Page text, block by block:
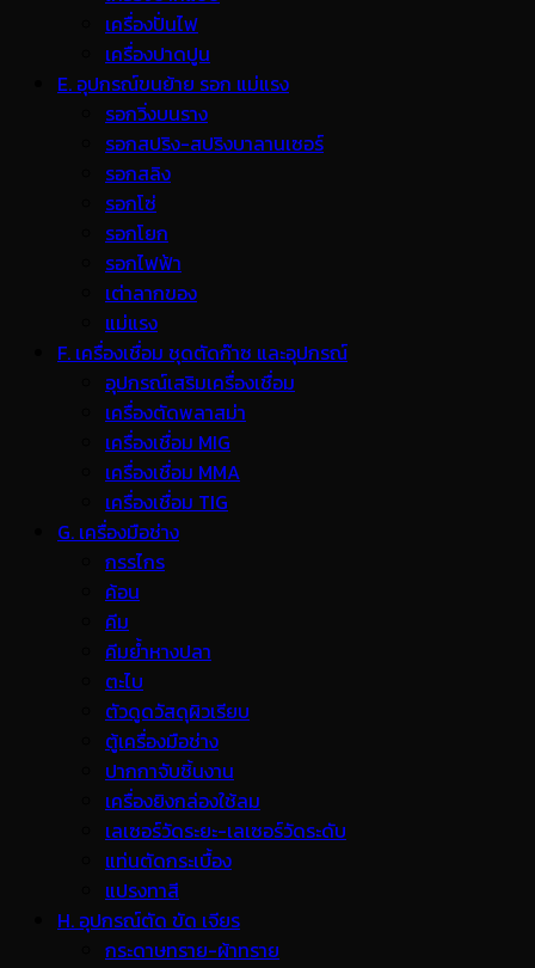
เครื่องปั่นไฟ
เครื่องปาดปูน
E. อุปกรณ์ขนย้าย รอก แม่แรง
รอกวิ่งบนราง
รอกสปริง-สปริงบาลานเซอร์
รอกสลิง
รอกโซ่
รอกโยก
รอกไฟฟ้า
เต่าลากของ
แม่แรง
F. เครื่องเชื่อม ชุดตัดก๊าซ และอุปกรณ์
อุปกรณ์เสริมเครื่องเชื่อม
เครื่องตัดพลาสม่า
เครื่องเชื่อม MIG
เครื่องเชื่อม MMA
เครื่องเชื่อม TIG
G. เครื่องมือช่าง
กรรไกร
ค้อน
คีม
คีมย้ำหางปลา
ตะไบ
ตัวดูดวัสดุผิวเรียบ
ตู้เครื่องมือช่าง
ปากกาจับชิ้นงาน
เครื่องยิงกล่องใช้ลม
เลเซอร์วัดระยะ-เลเซอร์วัดระดับ
แท่นตัดกระเบื้อง
แปรงทาสี
H. อุปกรณ์ตัด ขัด เจียร
กระดาษทราย-ผ้าทราย